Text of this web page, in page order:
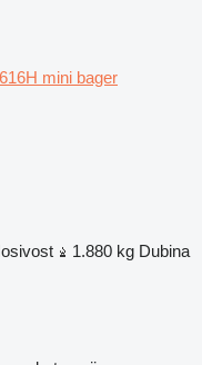
mini bager
1.880 kg Dubina